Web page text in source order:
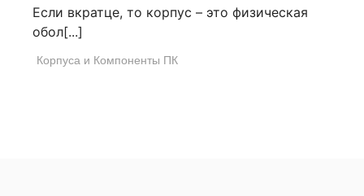
Если вкратце, то корпус – это физическая
обол[...]
Корпуса и Компоненты ПК